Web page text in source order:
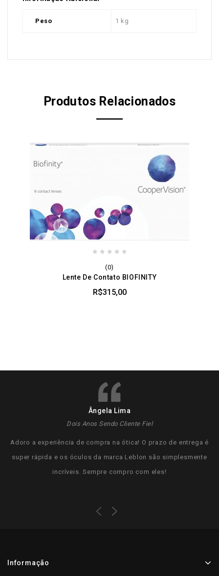
Peso 1 kg
Produtos Relacionados
of
(0)
Lente De Contato BIOFINITY
R$315,00
Ângela Lima
Dois Anos Sendo Cliente Fiel
Adoro a experiência de compra na ótica! O prazo de entrega é
super rápida e os óculos da marca Leblon são simplesmente
incríveis. Sempre compro com eles!
Informação